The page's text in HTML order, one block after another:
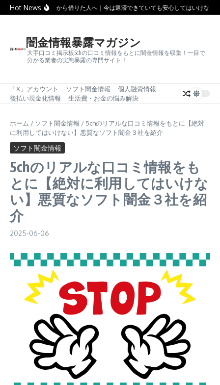
コンテンツへスキップ
Hot News
ソフト闇金から借りた人へ｜今は返済できていても安心してはいけない理
闇金情報暴露マガジン
大手口コミ掲示板5chの口コミ情報をもとに闇金情報を収集！一目で
分かる業者の実態暴露の専門サイト！
「X」アカウント ソフト闇金情報
個人融資情報
後払い現金化情報
生活費・お金の悩み解決
ホーム / ソフト闇金情報 / 5chのリアルな口コミ情報をもとに【絶対
に利用してはいけない】悪質なソフト闇金３社を紹介
ソフト闇金情報
5chのリアルな口コミ情報をも
とに【絶対に利用してはいけな
い】悪質なソフト闇金３社を紹
介
2025-06-06